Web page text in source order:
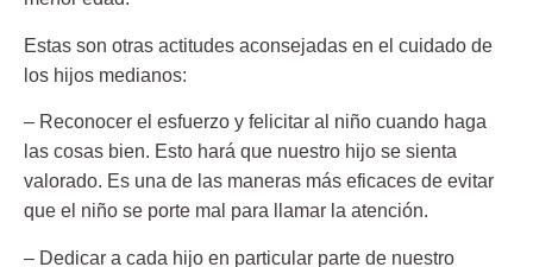
Estas son otras actitudes aconsejadas en el cuidado de
los hijos medianos:
– Reconocer el esfuerzo y felicitar al niño cuando haga
las cosas bien. Esto hará que nuestro hijo se sienta
valorado. Es una de las maneras más eficaces de evitar
que el niño se porte mal para llamar la atención.
– Dedicar a cada hijo en particular parte de nuestro